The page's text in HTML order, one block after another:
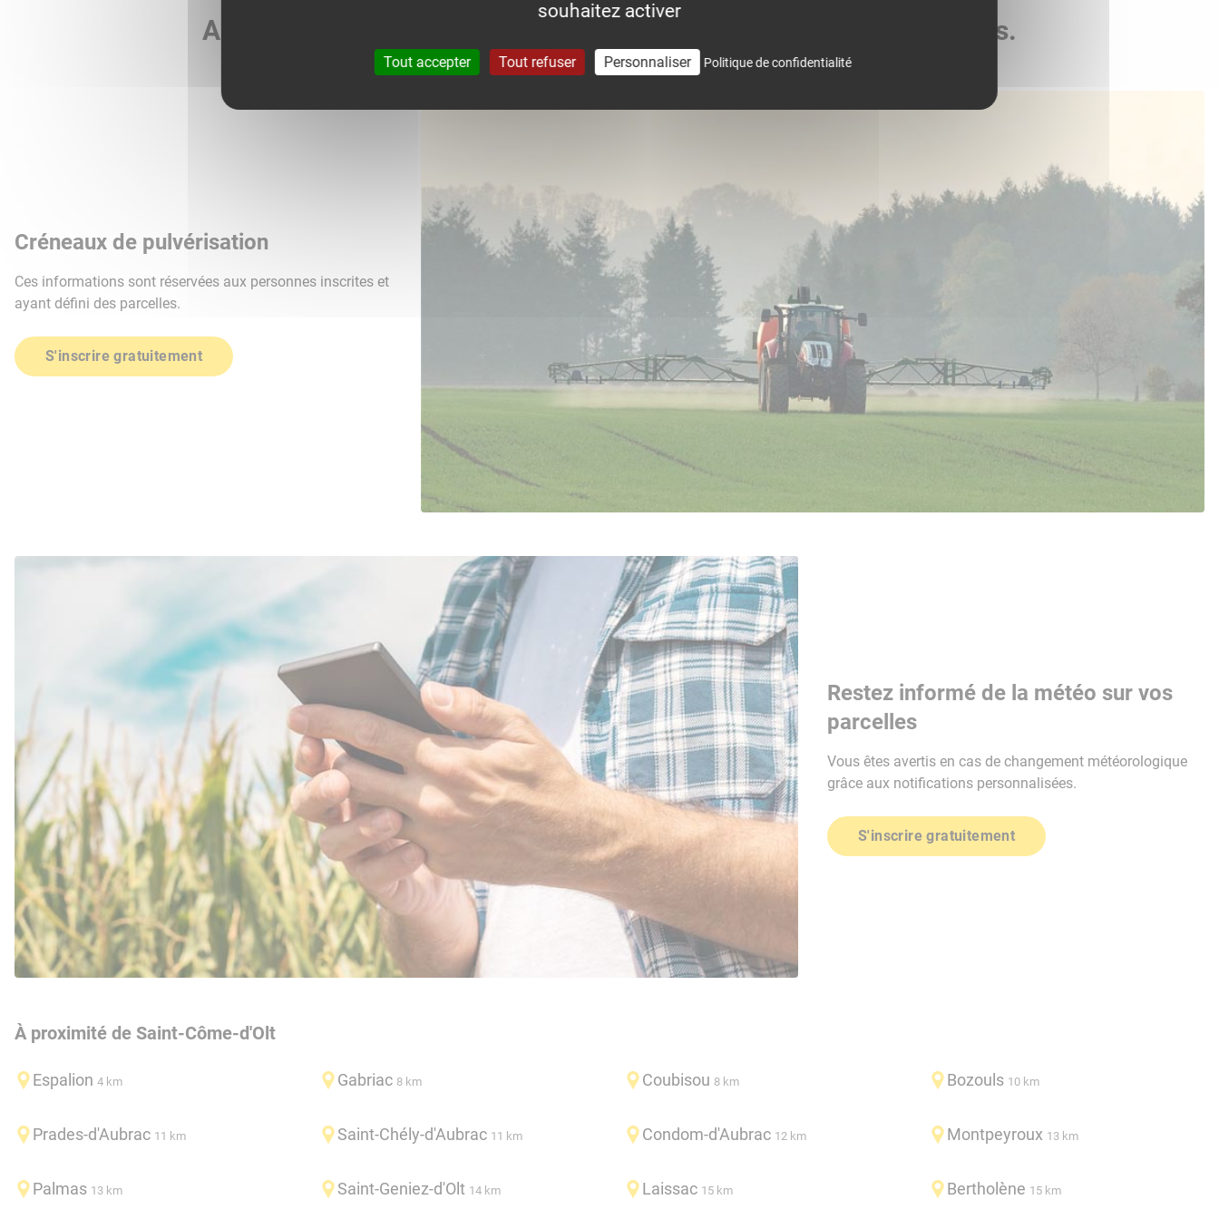
Agri météo vous accompagne dans le suivi météo de vos parcelles.
Créneaux de pulvérisation
Ces informations sont réservées aux personnes inscrites et
ayant défini des parcelles.
S'inscrire gratuitement
Restez informé de la météo sur vos
parcelles
Vous êtes avertis en cas de changement météorologique
grâce aux notifications personnalisées.
S'inscrire gratuitement
À proximité de Saint-Côme-d'Olt
Espalion 4 km Gabriac 8 km Coubisou 8 km Bozouls 10 km
Prades-d'Aubrac 11 km Saint-Chély-d'Aubrac 11 km Condom-d'Aubrac 12 km Montpeyroux 13 km
Palmas 13 km Saint-Geniez-d'Olt 14 km Laissac 15 km Bertholène 15 km
souhaitez activer
Tout accepter Tout refuser Personnaliser Politique de confidentialité